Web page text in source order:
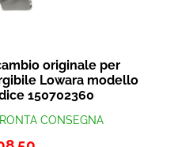
originale per
Lowara modello
150702360
CONSEGNA